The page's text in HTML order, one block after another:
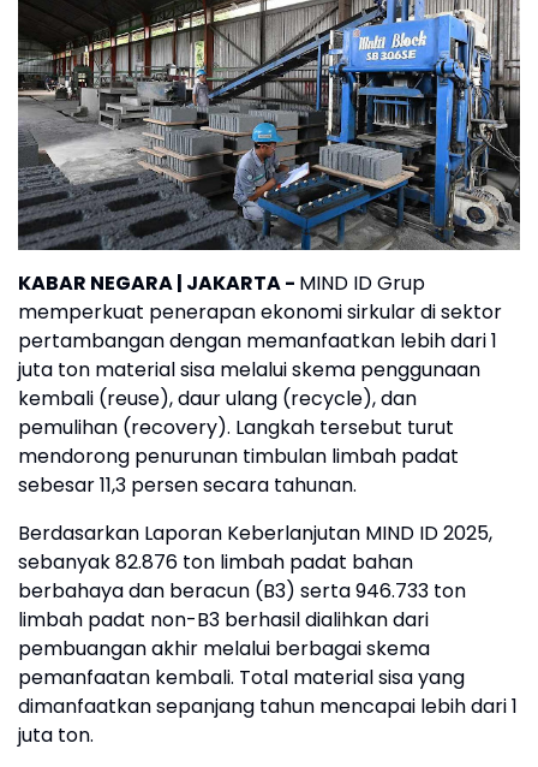
KABAR NEGARA | JAKARTA - MIND ID Grup
memperkuat penerapan ekonomi sirkular di sektor
pertambangan dengan memanfaatkan lebih dari 1
juta ton material sisa melalui skema penggunaan
kembali (reuse), daur ulang (recycle), dan
pemulihan (recovery). Langkah tersebut turut
mendorong penurunan timbulan limbah padat
sebesar 11,3 persen secara tahunan.
Berdasarkan Laporan Keberlanjutan MIND ID 2025,
sebanyak 82.876 ton limbah padat bahan
berbahaya dan beracun (B3) serta 946.733 ton
limbah padat non-B3 berhasil dialihkan dari
pembuangan akhir melalui berbagai skema
pemanfaatan kembali. Total material sisa yang
dimanfaatkan sepanjang tahun mencapai lebih dari 1
juta ton.